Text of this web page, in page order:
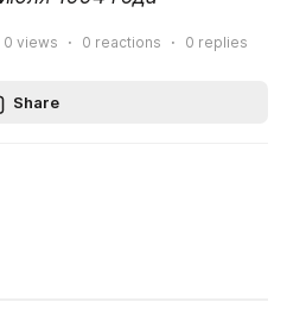
0 views 0 reactions 0 replies
Share